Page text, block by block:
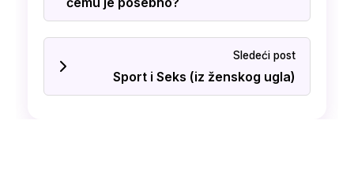
Sledeći post
Sport i Seks (iz ženskog ugla)